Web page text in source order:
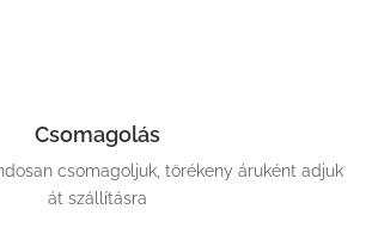
Csomagolás
csomagoljuk, törékeny áruként adjuk
át szállításra